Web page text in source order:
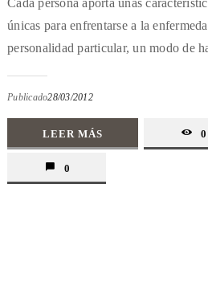
Cada persona aporta unas
únicas para enfrentarse a la
personalidad particular, un modo de
Publicado28/03/2012
LEER MÁS 0
0